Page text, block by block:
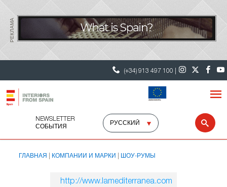
РЕКЛАМА
(+34) 913 497 100 |
NEWSLETTER
СОБЫТИЯ
Select
language
ГЛАВНАЯ КОМПАНИИ И МАРКИ ШОУ-РУМЫ
http://www.lamediterranea.com